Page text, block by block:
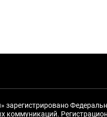
зарегистрировано
коммуникаций.